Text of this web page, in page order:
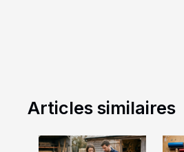
Articles similaires